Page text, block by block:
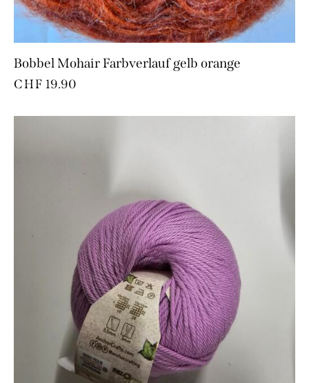
Bobbel Mohair Farbverlauf gelb orange
CHF 19.90